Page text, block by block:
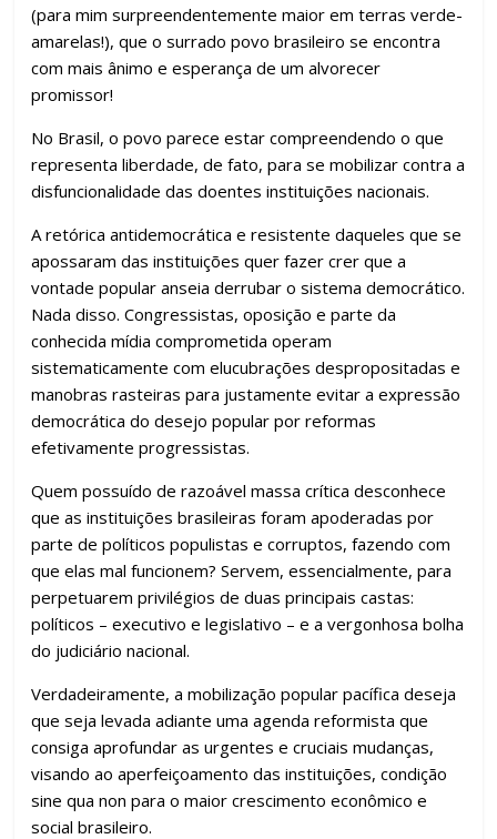
(para mim surpreendentemente maior em terras verde-
amarelas!), que o surrado povo brasileiro se encontra
com mais ânimo e esperança de um alvorecer
promissor!
No Brasil, o povo parece estar compreendendo o que
representa liberdade, de fato, para se mobilizar contra a
disfuncionalidade das doentes instituições nacionais.
A retórica antidemocrática e resistente daqueles que se
apossaram das instituições quer fazer crer que a
vontade popular anseia derrubar o sistema democrático.
Nada disso. Congressistas, oposição e parte da
conhecida mídia comprometida operam
sistematicamente com elucubrações despropositadas e
manobras rasteiras para justamente evitar a expressão
democrática do desejo popular por reformas
efetivamente progressistas.
Quem possuído de razoável massa crítica desconhece
que as instituições brasileiras foram apoderadas por
parte de políticos populistas e corruptos, fazendo com
que elas mal funcionem? Servem, essencialmente, para
perpetuarem privilégios de duas principais castas:
políticos – executivo e legislativo – e a vergonhosa bolha
do judiciário nacional.
Verdadeiramente, a mobilização popular pacífica deseja
que seja levada adiante uma agenda reformista que
consiga aprofundar as urgentes e cruciais mudanças,
visando ao aperfeiçoamento das instituições, condição
sine qua non para o maior crescimento econômico e
social brasileiro.